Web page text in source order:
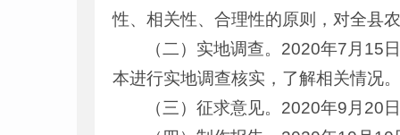
性、相关性、合理性的原则，对全县
（二）实地调查。2020年7月15
本进行实地调查核实，了解相关情况
（三）征求意见。2020年9月20